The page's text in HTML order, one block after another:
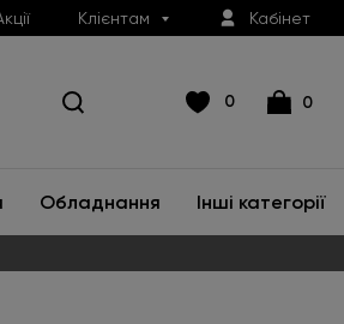
Клієнтам Кабінет
0 0
Обладнання Інші категорії